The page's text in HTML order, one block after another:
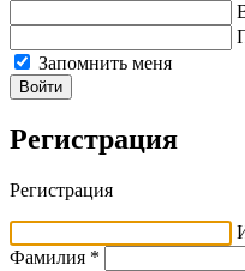
Запомнить меня
Войти
Регистрация
Регистрация
Фамилия *